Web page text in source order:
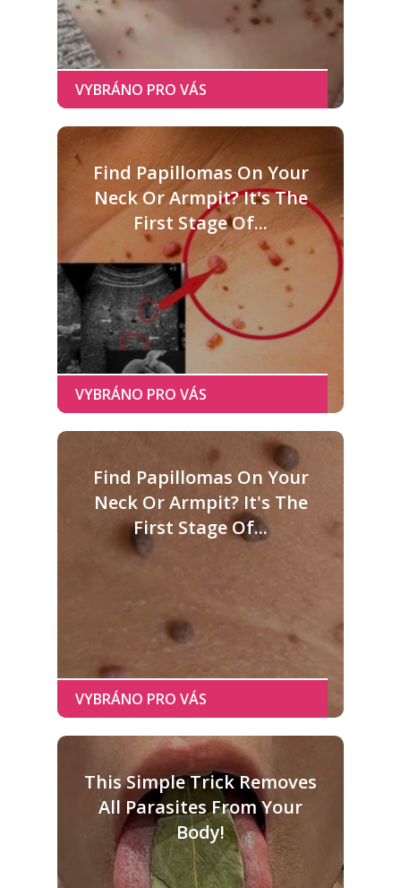
Find Papillomas On Your
Neck Or Armpit? It's The
First Stage Of...
Find Papillomas On Your
Neck Or Armpit? It's The
First Stage Of...
This Simple Trick Removes
All Parasites From Your
Body!